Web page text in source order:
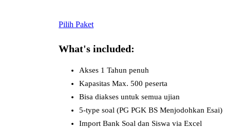
Pilih Paket
What's included:
Akses 1 Tahun penuh
Kapasitas Max. 500 peserta
Bisa diakses untuk semua ujian
5-type soal (PG PGK BS Menjodohkan Esai)
Import Bank Soal dan Siswa via Excel